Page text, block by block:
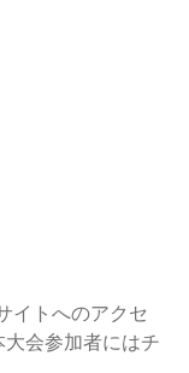
イトへのアクセ
会参加者にはチ